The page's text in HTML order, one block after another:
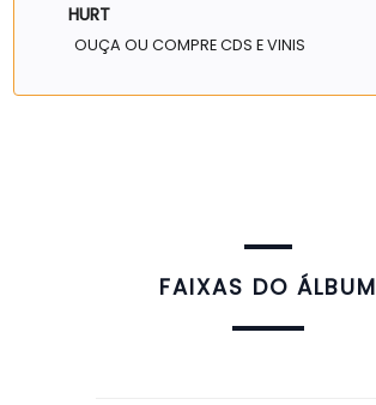
HURT
OUÇA OU COMPRE CDS E VINIS
FAIXAS DO ÁLBUM